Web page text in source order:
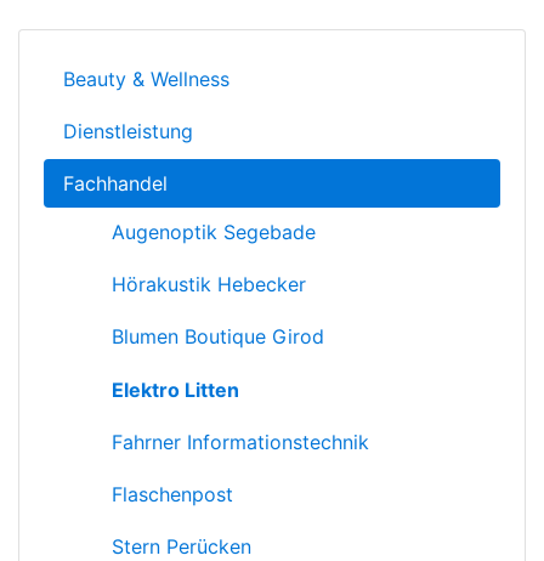
Beauty & Wellness
Dienstleistung
Fachhandel
Augenoptik Segebade
Hörakustik Hebecker
Blumen Boutique Girod
Elektro Litten
Fahrner Informationstechnik
Flaschenpost
Stern Perücken